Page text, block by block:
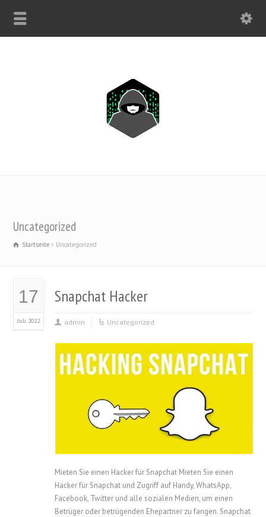
Uncategorized
Startseite Uncategorized
17
Juli 2022
Snapchat Hacker
admin Uncategorized
Mieten Sie einen Hacker für Snapchat Mieten Sie einen
Hacker für Snapchat und Zugriff auf Handy, WhatsApp,
Facebook, Twitter und alle sozialen Medien, um einen
Betrüger oder betrügenden Ehepartner zu fangen. Snapchat